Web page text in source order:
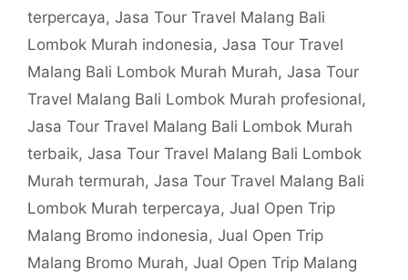
terpercaya, Jasa Tour Travel Malang Bali
Lombok Murah indonesia, Jasa Tour Travel
Malang Bali Lombok Murah Murah, Jasa Tour
Travel Malang Bali Lombok Murah profesional,
Jasa Tour Travel Malang Bali Lombok Murah
terbaik, Jasa Tour Travel Malang Bali Lombok
Murah termurah, Jasa Tour Travel Malang Bali
Lombok Murah terpercaya, Jual Open Trip
Malang Bromo indonesia, Jual Open Trip
Malang Bromo Murah, Jual Open Trip Malang